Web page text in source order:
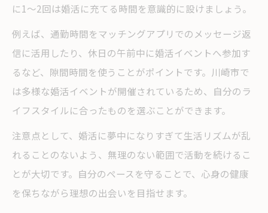
に1～2回は婚活に充てる時間を意識的に設けましょう。
例えば、通勤時間をマッチングアプリでのメッセージ返
信に活用したり、休日の午前中に婚活イベントへ参加す
るなど、隙間時間を使うことがポイントです。川崎市で
は多様な婚活イベントが開催されているため、自分のラ
イフスタイルに合ったものを選ぶことができます。
注意点として、婚活に夢中になりすぎて生活リズムが乱
れることのないよう、無理のない範囲で活動を続けるこ
とが大切です。自分のペースを守ることで、心身の健康
を保ちながら理想の出会いを目指せます。